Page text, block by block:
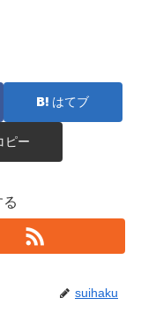
はてブ
ピー
suihaku